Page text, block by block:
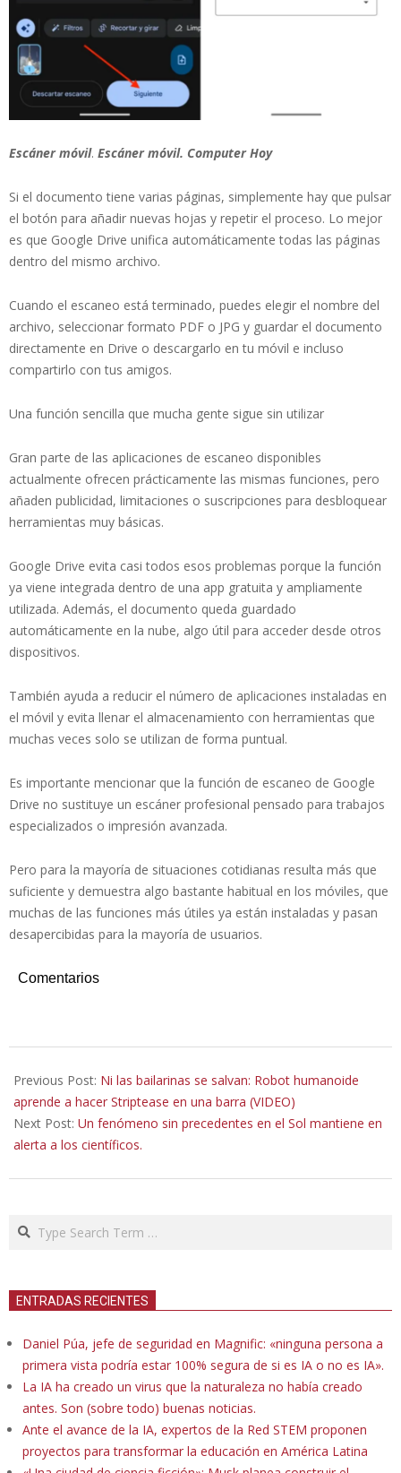
Escáner móvil. Escáner móvil. Computer Hoy
Si el documento tiene varias páginas, simplemente hay que pulsar
el botón para añadir nuevas hojas y repetir el proceso. Lo mejor
es que Google Drive unifica automáticamente todas las páginas
dentro del mismo archivo.
Cuando el escaneo está terminado, puedes elegir el nombre del
archivo, seleccionar formato PDF o JPG y guardar el documento
directamente en Drive o descargarlo en tu móvil e incluso
compartirlo con tus amigos.
Una función sencilla que mucha gente sigue sin utilizar
Gran parte de las aplicaciones de escaneo disponibles
actualmente ofrecen prácticamente las mismas funciones, pero
añaden publicidad, limitaciones o suscripciones para desbloquear
herramientas muy básicas.
Google Drive evita casi todos esos problemas porque la función
ya viene integrada dentro de una app gratuita y ampliamente
utilizada. Además, el documento queda guardado
automáticamente en la nube, algo útil para acceder desde otros
dispositivos.
También ayuda a reducir el número de aplicaciones instaladas en
el móvil y evita llenar el almacenamiento con herramientas que
muchas veces solo se utilizan de forma puntual.
Es importante mencionar que la función de escaneo de Google
Drive no sustituye un escáner profesional pensado para trabajos
especializados o impresión avanzada.
Pero para la mayoría de situaciones cotidianas resulta más que
suficiente y demuestra algo bastante habitual en los móviles, que
muchas de las funciones más útiles ya están instaladas y pasan
desapercibidas para la mayoría de usuarios.
Comentarios
05-
31
Previous Post: Ni las bailarinas se salvan: Robot humanoide
aprende a hacer Striptease en una barra (VIDEO)
Next Post: Un fenómeno sin precedentes en el Sol mantiene en
alerta a los científicos.
Search
ENTRADAS RECIENTES
Daniel Púa, jefe de seguridad en Magnific: «ninguna persona a
primera vista podría estar 100% segura de si es IA o no es IA».
La IA ha creado un virus que la naturaleza no había creado
antes. Son (sobre todo) buenas noticias.
Ante el avance de la IA, expertos de la Red STEM proponen
proyectos para transformar la educación en América Latina